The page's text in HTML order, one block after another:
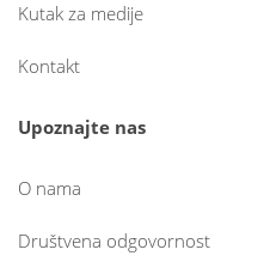
Kutak za medije
Kontakt
Upoznajte nas
O nama
Društvena odgovornost